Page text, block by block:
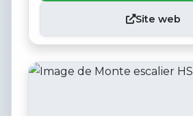
Site web